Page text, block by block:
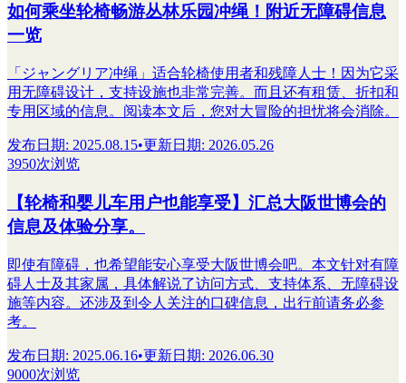
如何乘坐轮椅畅游丛林乐园冲绳！附近无障碍信息
一览
「ジャングリア冲绳」适合轮椅使用者和残障人士！因为它采
用无障碍设计，支持设施也非常完善。而且还有租赁、折扣和
专用区域的信息。阅读本文后，您对大冒险的担忧将会消除。
发布日期: 2025.08.15•更新日期: 2026.05.26
3950次浏览
【轮椅和婴儿车用户也能享受】汇总大阪世博会的
信息及体验分享。
即使有障碍，也希望能安心享受大阪世博会吧。本文针对有障
碍人士及其家属，具体解说了访问方式、支持体系、无障碍设
施等内容。还涉及到令人关注的口碑信息，出行前请务必参
考。
发布日期: 2025.06.16•更新日期: 2026.06.30
9000次浏览